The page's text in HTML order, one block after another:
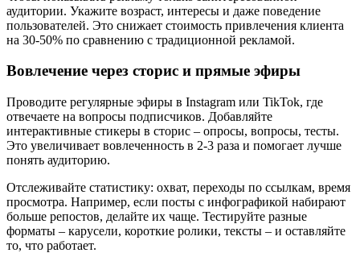
аудитории. Укажите возраст, интересы и даже поведение
пользователей. Это снижает стоимость привлечения клиента
на 30-50% по сравнению с традиционной рекламой.
Вовлечение через сторис и прямые эфиры
Проводите регулярные эфиры в Instagram или TikTok, где
отвечаете на вопросы подписчиков. Добавляйте
интерактивные стикеры в сторис – опросы, вопросы, тесты.
Это увеличивает вовлеченность в 2-3 раза и помогает лучше
понять аудиторию.
Отслеживайте статистику: охват, переходы по ссылкам, время
просмотра. Например, если посты с инфографикой набирают
больше репостов, делайте их чаще. Тестируйте разные
форматы – карусели, короткие ролики, тексты – и оставляйте
то, что работает.